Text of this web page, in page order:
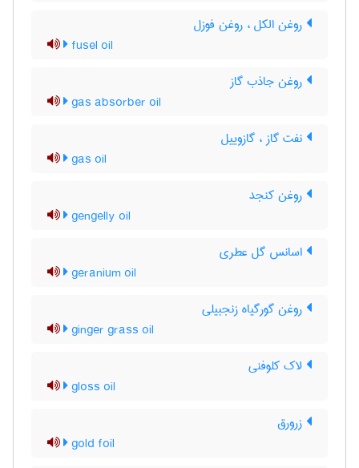
روغن الکل ، روغن فوزل
fusel oil
روغن جاذب گاز
gas absorber oil
نفت گاز ، گازوییل
gas oil
روغن کنجد
gengelly oil
اسانس گل عطری
geranium oil
روغن گورگیاه زنجبیلی
ginger grass oil
لاک کلوفنی
gloss oil
زرورق
gold foil